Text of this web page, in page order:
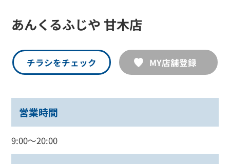
あんくるふじや 甘木店
チラシをチェック MY店舗登録
営業時間
9:00～20:00